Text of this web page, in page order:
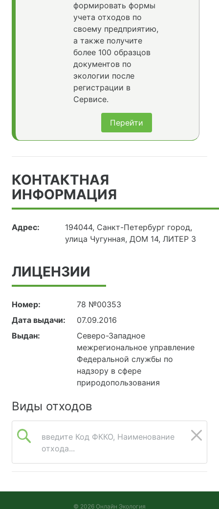
формировать формы
учета отходов по
своему предприятию,
а также получите
более 100 образцов
документов по
экологии после
регистрации в
Сервисе.
Перейти
КОНТАКТНАЯ
ИНФОРМАЦИЯ
Адрес:
194044, Санкт-Петербург город,
улица Чугунная, ДОМ 14, ЛИТЕР З
ЛИЦЕНЗИИ
Номер:
78 №00353
Дата выдачи:
07.09.2016
Выдан:
Северо-Западное
межрегиональное управление
Федеральной службы по
надзору в сфере
природопользования
Виды отходов
введите Код ФККО, Наименование
отхода...
© 2026 Онлайн Экология